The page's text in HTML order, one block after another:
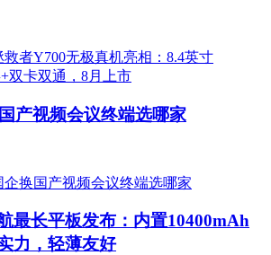
产视频会议终端选哪家
最长平板发布：内置10400mAh
力，轻薄友好